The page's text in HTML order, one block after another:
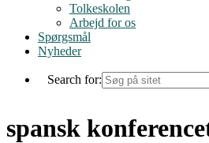
Tolkeskolen
Arbejd for os
Spørgsmål
Nyheder
Search for:
spansk